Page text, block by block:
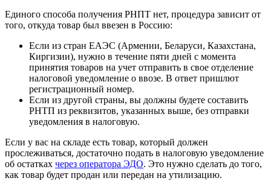
Единого способа получения РНПТ нет, процедура зависит от
того, откуда товар был ввезен в Россию:
Если из стран ЕАЭС (Армении, Беларуси, Казахстана,
Киргизии), нужно в течение пяти дней с момента
принятия товаров на учет отправить в свое отделение
налоговой уведомление о ввозе. В ответ пришлют
регистрационный номер.
Если из другой страны, вы должны будете составить
РНТП из реквизитов, указанных выше, без отправки
уведомления в налоговую.
Если у вас на складе есть товар, который должен
прослеживаться, достаточно подать в налоговую уведомление
об остатках через оператора ЭДО. Это нужно сделать до того,
как товар будет продан или передан на утилизацию.